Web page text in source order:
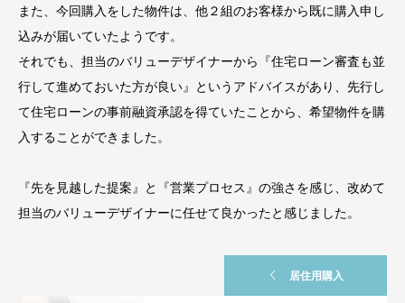
また、今回購入をした物件は、他２組のお客様から既に購入申し
込みが届いていたようです。
それでも、担当のバリューデザイナーから『住宅ローン審査も並
行して進めておいた方が良い』というアドバイスがあり、先行し
て住宅ローンの事前融資承認を得ていたことから、希望物件を購
入することができました。
『先を見越した提案』と『営業プロセス』の強さを感じ、改めて
担当のバリューデザイナーに任せて良かったと感じました。
居住用購入